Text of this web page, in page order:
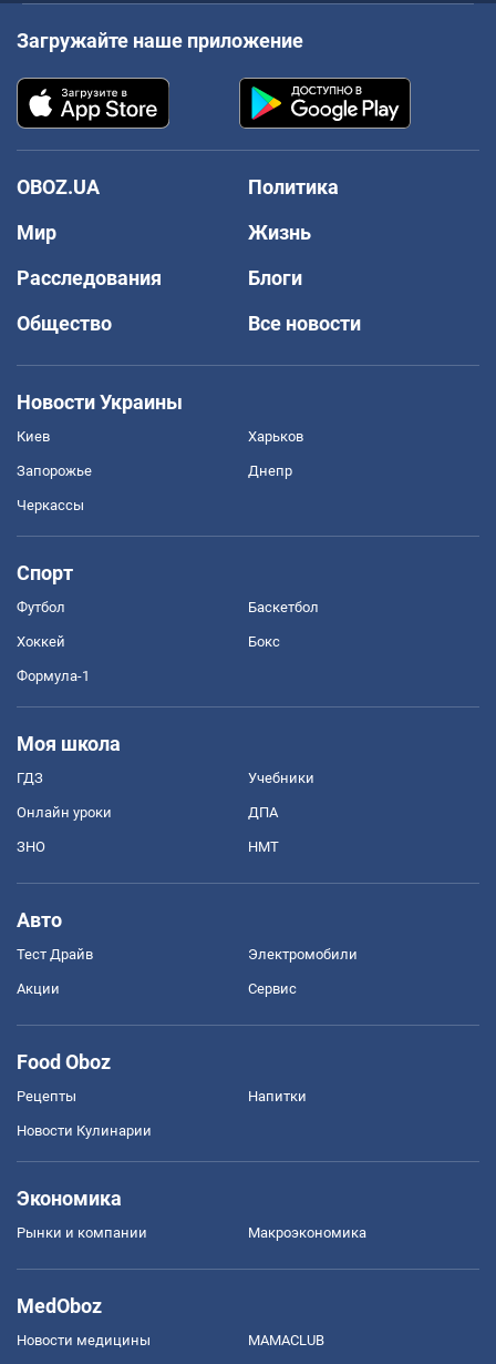
Загружайте наше приложение
OBOZ.UA
Политика
Мир
Жизнь
Расследования
Блоги
Общество
Все новости
Новости Украины
Киев Харьков
Запорожье Днепр
Черкассы
Спорт
Футбол Баскетбол
Хоккей Бокс
Формула-1
Моя школа
ГДЗ Учебники
Онлайн уроки ДПА
ЗНО НМТ
Авто
Тест Драйв Электромобили
Акции Сервис
Food Oboz
Рецепты Напитки
Новости Кулинарии
Экономика
Рынки и компании Mакроэкономика
MedOboz
Новости медицины MAMACLUB